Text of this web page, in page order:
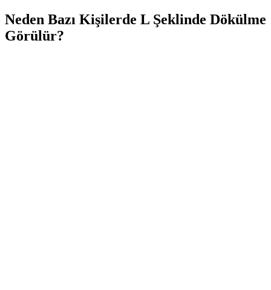
Neden Bazı Kişilerde L Şeklinde Dökülme
Görülür?